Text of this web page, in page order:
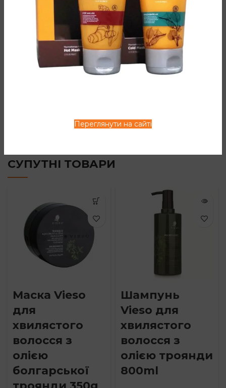
Переглянути на сайті
феноксіетанол.
ДОДАТКОВА ІНФОРМАЦІЯ
СУПУТНІ ТОВАРИ
Маска Vieso
для
хвилястого
волосся з
олією
болгарської
Шампунь
Vieso для
хвилястого
волосся з
олією троянди
800ml